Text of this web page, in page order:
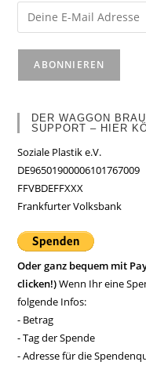
DER WAGGON
SUPPORT – HIER
Soziale Plastik e.V.
DE96501900006101767009
FFVBDEFFXXX
Frankfurter Volksbank
Oder ganz bequem mit
clicken!)Wenn Ihr eine
folgende Infos:
- Betrag
- Tag der Spende
- Adresse für die